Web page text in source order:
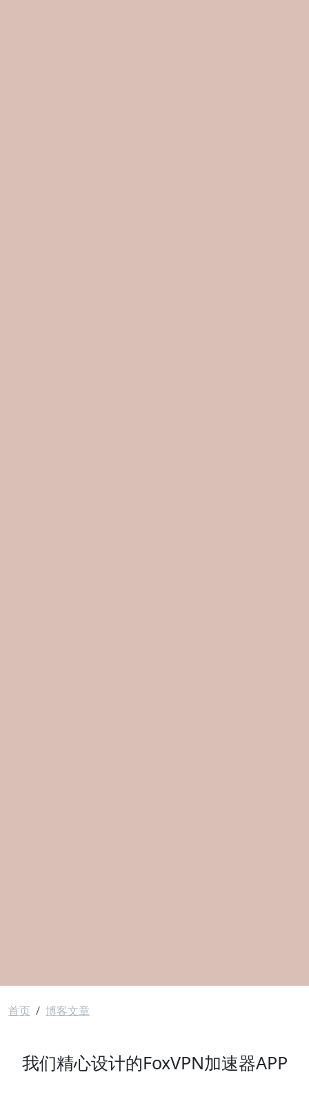
面包屑
首页 博客文章
我们精心设计的FoxVPN加速器APP